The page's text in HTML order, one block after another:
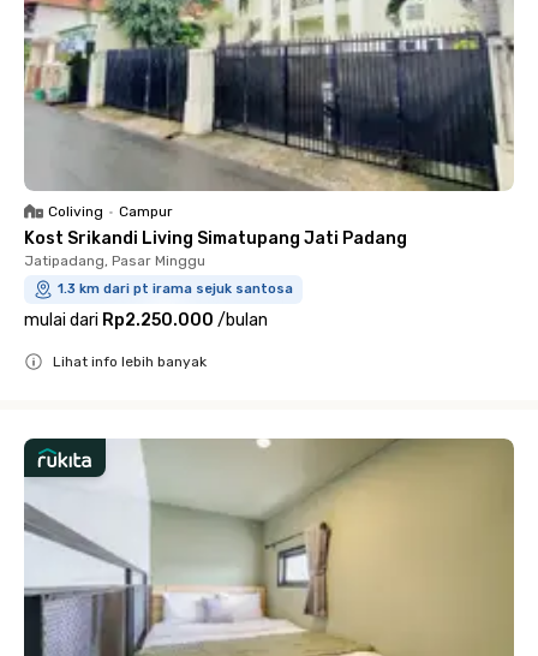
Coliving • Campur
Kost Srikandi Living Simatupang Jati Padang
Jatipadang, Pasar Minggu
1.3 km dari pt irama sejuk santosa
mulai dari Rp2.250.000 /bulan
Lihat info lebih banyak